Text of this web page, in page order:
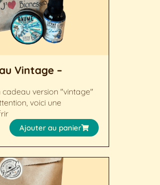
Vintage –
cadeau version "vintage"
voici une
Ajouter au panier